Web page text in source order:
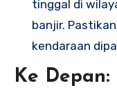
tinggal di
banjir.
kendaraan
Ke